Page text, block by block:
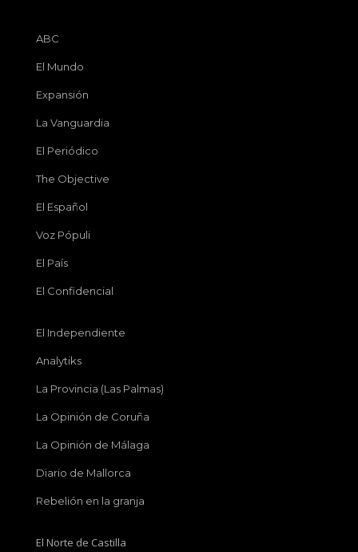
ABC
El Mundo
Expansión
La Vanguardia
El Periódico
The Objective
El Español
Voz Pópuli
El País
El Confidencial
El Independiente
Analytiks
La Provincia (Las Palmas)
La Opinión de Coruña
La Opinión de Málaga
Diario de Mallorca
Rebelión en la granja
El Norte de Castilla